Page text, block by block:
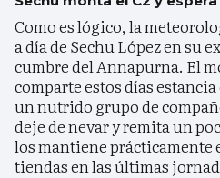
Como es lógico, la
a día de Sechu López en su
cumbre del Annapurna. El
comparte estos días
un nutrido grupo de
deje de nevar y remita un
los mantiene prácticamente
tiendas en las últimas